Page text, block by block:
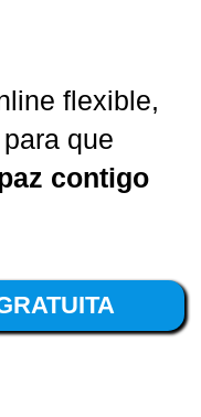
flexible,
que
contigo